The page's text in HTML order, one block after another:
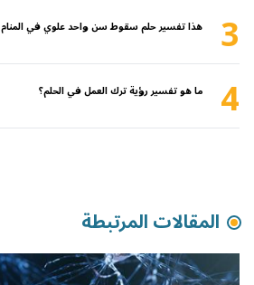
3 هذا تفسير حلم سقوط سن واحد علوي في المنام
4 ما هو تفسير رؤية ترك العمل في الحلم؟
المقالات المرتبطة